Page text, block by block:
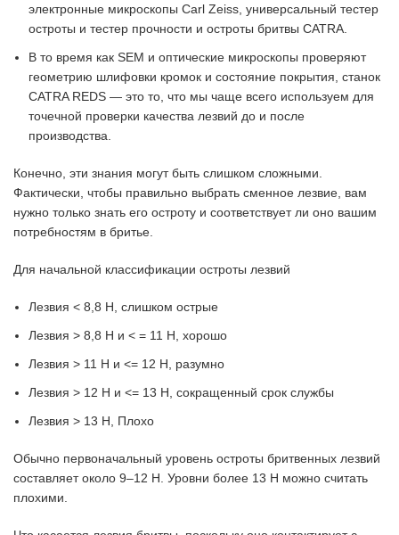
электронные микроскопы Carl Zeiss, универсальный тестер
остроты и тестер прочности и остроты бритвы CATRA.
В то время как SEM и оптические микроскопы проверяют
геометрию шлифовки кромок и состояние покрытия, станок
CATRA REDS — это то, что мы чаще всего используем для
точечной проверки качества лезвий до и после
производства.
Конечно, эти знания могут быть слишком сложными.
Фактически, чтобы правильно выбрать сменное лезвие, вам
нужно только знать его остроту и соответствует ли оно вашим
потребностям в бритье.
Для начальной классификации остроты лезвий
Лезвия < 8,8 Н, слишком острые
Лезвия > 8,8 Н и < = 11 Н, хорошо
Лезвия > 11 Н и <= 12 Н, разумно
Лезвия > 12 Н и <= 13 Н, сокращенный срок службы
Лезвия > 13 Н, Плохо
Обычно первоначальный уровень остроты бритвенных лезвий
составляет около 9–12 Н. Уровни более 13 Н можно считать
плохими.